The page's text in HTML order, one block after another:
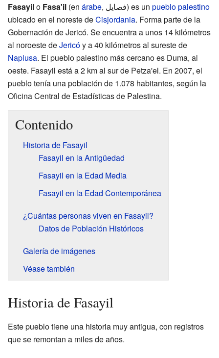
Fasayilo Fasa'il (en árabe, فصايل‎) es un pueblo palestino
ubicado en el noreste deCisjordania. Forma parte de la
Gobernación de Jericó. Se encuentra a unos 14 kilómetros
al noroeste deJericóy a 40 kilómetros al sureste de
Naplusa. El pueblo palestino más cercano es Duma, al
oeste. Fasayil está a 2 km al sur de Petza'el. En 2007, el
pueblo tenía una población de 1.078 habitantes, según la
Oficina Central de Estadísticas de Palestina.
Contenido
Historia de Fasayil
Fasayil en la Antigüedad
Fasayil en la Edad Media
Fasayil en la Edad Contemporánea
¿Cuántas personas viven en Fasayil?
Datos de Población Históricos
Galería de imágenes
Véase también
Historia de Fasayil
Este pueblo tiene una historia muy antigua, con registros
que se remontan a miles de años.